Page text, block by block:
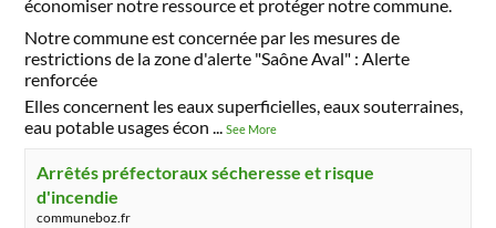
économiser notre ressource et protéger notre commune.
Notre commune est concernée par les mesures de
restrictions de la zone d'alerte "Saône Aval" : Alerte
renforcée
Elles concernent les eaux superficielles, eaux souterraines,
eau potable usages écon ...See More
Arrêtés préfectoraux sécheresse et risque
d'incendie
communeboz.fr